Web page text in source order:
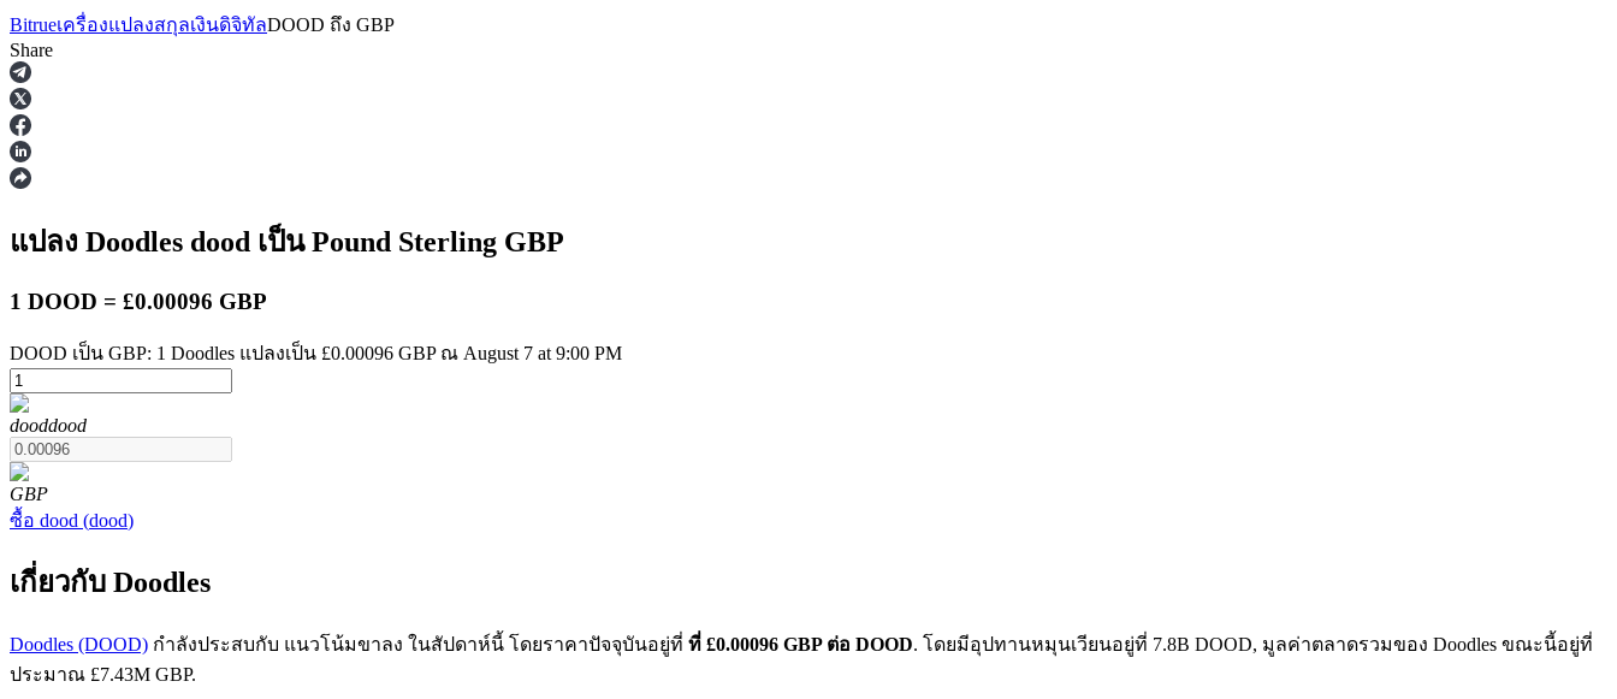
ฟิวเจอร์ส
ฟิวเจอร์ส USDT
Bitrueเครื่องแปลงสกุลเงินดิจิทัลDOOD ถึง GBP
Share
แปลง Doodles dood เป็น Pound Sterling GBP
1 DOOD = £0.00096 GBP
DOOD เป็น GBP: 1 Doodles แปลงเป็น £0.00096 GBP ณ August 7 at 9:00 PM
dooddood
GBP
ซื้อ dood (dood)
เกี่ยวกับ Doodles
Doodles (DOOD) กำลังประสบกับ แนวโน้มขาลง ในสัปดาห์นี้ โดยราคาปัจจุบันอยู่ที่ ที่ £0.00096 GBP ต่อ DOOD. โดยมีอุปทานหมุนเวียนอยู่ที่ 7.8B DOOD, มูลค่าตลาดรวมของ Doodles ขณะนี้อยู่ที่
ประมาณ £7.43M GBP.